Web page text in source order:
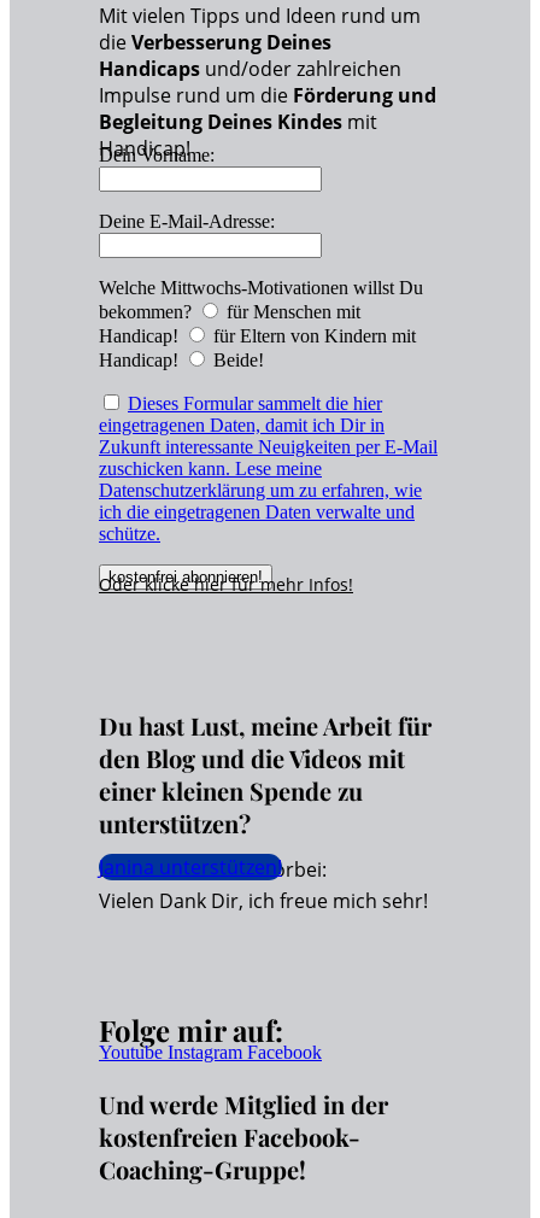
Mit vielen Tipps und Ideen rund um
dieVerbesserung Deines
Handicaps und/oder zahlreichen
Impulse rund um die Förderung und
Begleitung Deines Kindes mit
Handicap!
Dein Vorname:
Deine E-Mail-Adresse:
Welche Mittwochs-Motivationen willst Du
bekommen?
für Menschen mit
Handicap!
für Eltern von Kindern mit
Handicap!
Beide!
Dieses Formular sammelt die hier
eingetragenen Daten, damit ich Dir in
Zukunft interessante Neuigkeiten per E-Mail
zuschicken kann. Lese meine
Datenschutzerklärung um zu erfahren, wie
ich die eingetragenen Daten verwalte und
schütze.
Oder klicke hier fürmehr Infos!
Du hast Lust, meine Arbeit für
den Blog und die Videos mit
einer kleinen Spende zu
unterstützen?
Dann schaue hier vorbei:
Janina unterstützen!
Vielen Dank Dir, ich freue mich sehr!
Folge mir auf:
Youtube Instagram Facebook
Und werde Mitglied in der
kostenfreien Facebook-
Coaching-Gruppe!